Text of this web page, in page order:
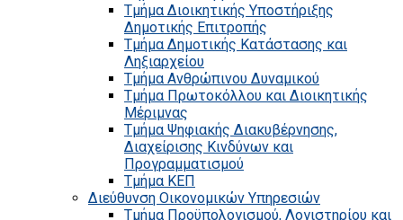
Τμήμα Διοικητικής Υποστήριξης
Δημοτικής Επιτροπής
Τμήμα Δημοτικής Κατάστασης και
Ληξιαρχείου
Τμήμα Ανθρώπινου Δυναμικού
Τμήμα Πρωτοκόλλου και Διοικητικής
Μέριμνας
Τμήμα Ψηφιακής Διακυβέρνησης,
Διαχείρισης Κινδύνων και
Προγραμματισμού
Τμήμα ΚΕΠ
Διεύθυνση Οικονομικών Υπηρεσιών
Τμήμα Προϋπολογισμού, Λογιστηρίου και